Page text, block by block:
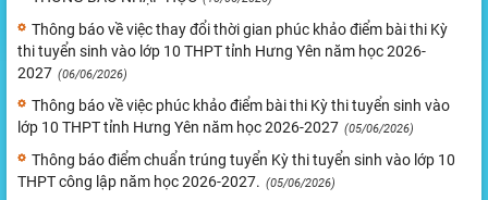
Thông báo về việc thay đổi thời gian phúc khảo điểm bài thi Kỳ
thi tuyển sinh vào lớp 10 THPT tỉnh Hưng Yên năm học 2026-
2027 (06/06/2026)
Thông báo về việc phúc khảo điểm bài thi Kỳ thi tuyển sinh vào
lớp 10 THPT tỉnh Hưng Yên năm học 2026-2027 (05/06/2026)
Thông báo điểm chuẩn trúng tuyển Kỳ thi tuyển sinh vào lớp 10
THPT công lập năm học 2026-2027. (05/06/2026)